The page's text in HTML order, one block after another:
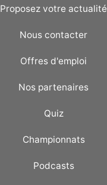
Proposez votre actualité
Nous contacter
Offres d'emploi
Nos partenaires
Quiz
Championnats
Podcasts